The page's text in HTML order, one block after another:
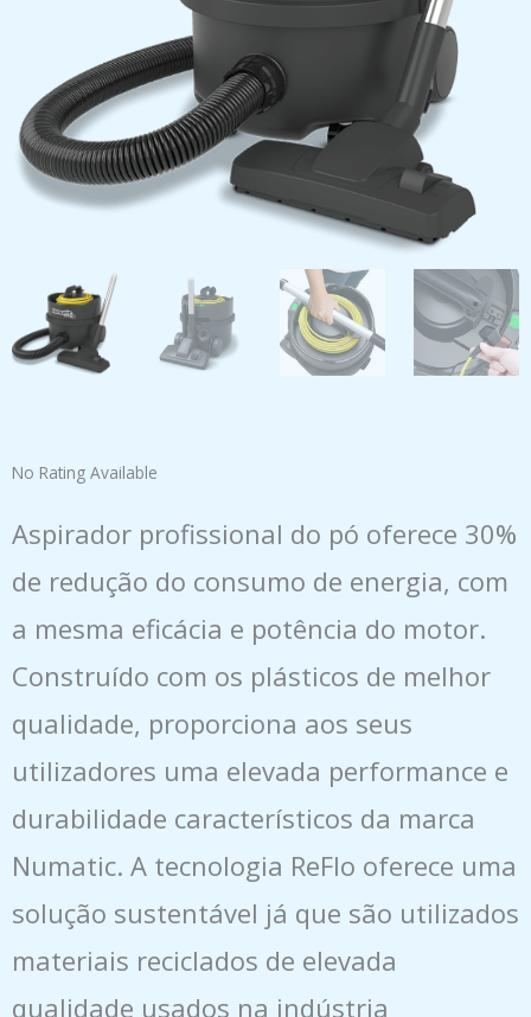
No Rating Available
Aspirador profissional do pó oferece 30%
de redução do consumo de energia, com
a mesma eficácia e potência do motor.
Construído com os plásticos de melhor
qualidade, proporciona aos seus
utilizadores uma elevada performance e
durabilidade característicos da marca
Numatic. A tecnologia ReFlo oferece uma
solução sustentável já que são utilizados
materiais reciclados de elevada
qualidade usados na indústria